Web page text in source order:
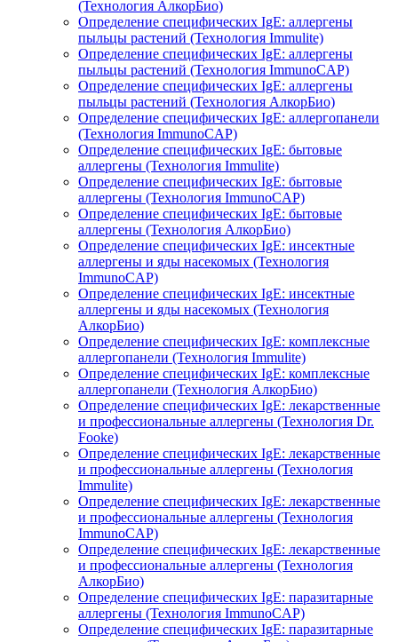
(Технология АлкорБио)
Определение специфических IgE: аллергены
пыльцы растений (Технология Immulite)
Определение специфических IgE: аллергены
пыльцы растений (Технология ImmunoCAP)
Определение специфических IgE: аллергены
пыльцы растений (Технология АлкорБио)
Определение специфических IgE: аллергопанели
(Технология ImmunoCAP)
Определение специфических IgE: бытовые
аллергены (Технология Immulite)
Определение специфических IgE: бытовые
аллергены (Технология ImmunoCAP)
Определение специфических IgE: бытовые
аллергены (Технология АлкорБио)
Определение специфических IgE: инсектные
аллергены и яды насекомых (Технология
ImmunoCAP)
Определение специфических IgE: инсектные
аллергены и яды насекомых (Технология
АлкорБио)
Определение специфических IgE: комплексные
аллергопанели (Технология Immulite)
Определение специфических IgE: комплексные
аллергопанели (Технология АлкорБио)
Определение специфических IgE: лекарственные
и профессиональные аллергены (Технология Dr.
Fooke)
Определение специфических IgE: лекарственные
и профессиональные аллергены (Технология
Immulite)
Определение специфических IgE: лекарственные
и профессиональные аллергены (Технология
ImmunoCAP)
Определение специфических IgE: лекарственные
и профессиональные аллергены (Технология
АлкорБио)
Определение специфических IgE: паразитарные
аллергены (Технология ImmunoCAP)
Определение специфических IgE: паразитарные